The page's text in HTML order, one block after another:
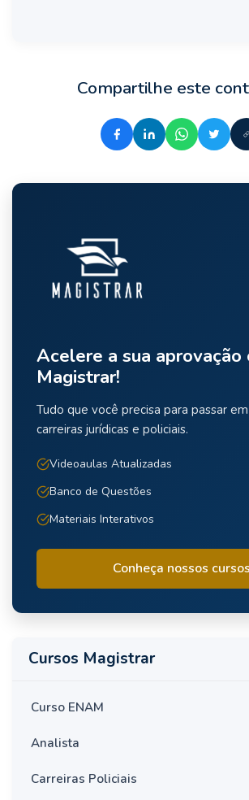
Compartilhe este
Acelere a sua aprovação
Magistrar!
Tudo que você precisa para passar
carreiras jurídicas e policiais.
Videoaulas Atualizadas
Banco de Questões
Materiais Interativos
Conheça nossos cursos
Cursos Magistrar
Curso ENAM
Analista
Carreiras Policiais